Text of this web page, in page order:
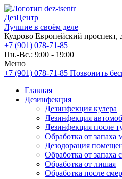
ДезЦентр
Лучшие в своём деле
Кудрово Европейский проспект,
+7 (901) 078-71-85
Пн.-Вс.: 9:00 - 19:00
Меню
+7 (901) 078-71-85 Позвонить
Главная
Дезинфекция
Дезинфекция кулера
Дезинфекция
Дезинфекция после
Обработка от запаха
Дезодорация
Обработка от запаха
Обработка от лишая
Обработка после